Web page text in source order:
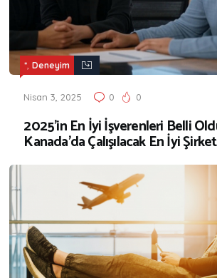
* ,Deneyim
Nisan 3, 2025 0 0
2025’in En İyi İşverenleri Belli
Kanada’da Çalışılacak En İyi